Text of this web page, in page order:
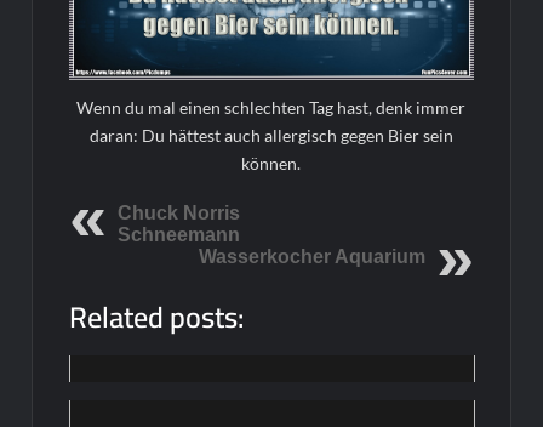
Wenn du mal einen schlechten Tag hast, denk immer
daran: Du hättest auch allergisch gegen Bier sein
können.
Chuck Norris
Schneemann
Wasserkocher Aquarium
Related posts: